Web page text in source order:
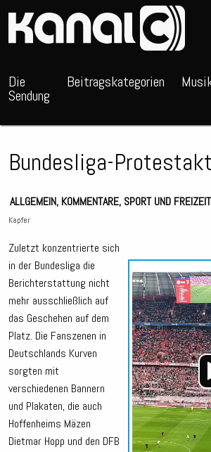
Die
Sendung
Beitragskategorien
Bundesliga-
ALLGEMEIN, KOMMENTARE, SPORT UND FREIZEIT
Kapfer
Zuletzt konzentrierte sich
in der Bundesliga die
Berichterstattung nicht
mehr ausschließlich auf
das Geschehen auf dem
Platz. Die Fanszenen in
Deutschlands Kurven
sorgten mit
verschiedenen Bannern
und Plakaten, die auch
Hoffenheims Mäzen
Dietmar Hopp und den DFB